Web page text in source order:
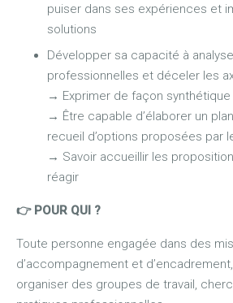
puiser dans ses expériences et
solutions
Développer sa capacité à
professionnelles et déceler les
→ Exprimer de façon
→ Être capable d’élaborer un
recueil d’options proposées par
→ Savoir accueillir les
réagir
👉 POUR QUI ?
Toute personne engagée dans des
d’accompagnement et
organiser des groupes de travail,